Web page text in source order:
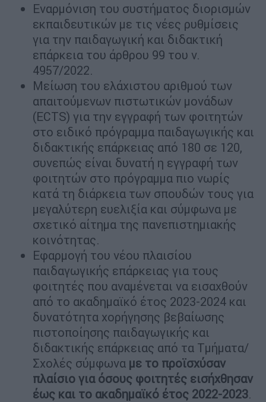
Εναρμόνιση του συστήματος διορισμών
εκπαιδευτικών με τις νέες ρυθμίσεις
για την παιδαγωγική και διδακτική
επάρκεια του άρθρου 99 του ν.
4957/2022.
Μείωση του ελάχιστου αριθμού των
απαιτούμενων πιστωτικών μονάδων
(ECTS) για την εγγραφή των φοιτητών
στο ειδικό πρόγραμμα παιδαγωγικής και
διδακτικής επάρκειας από 180 σε 120,
συνεπώς είναι δυνατή η εγγραφή των
φοιτητών στο πρόγραμμα πιο νωρίς
κατά τη διάρκεια των σπουδών τους για
μεγαλύτερη ευελιξία και σύμφωνα με
σχετικό αίτημα της πανεπιστημιακής
κοινότητας.
Εφαρμογή του νέου πλαισίου
παιδαγωγικής επάρκειας για τους
φοιτητές που αναμένεται να εισαχθούν
από το ακαδημαϊκό έτος 2023-2024 και
δυνατότητα χορήγησης βεβαίωσης
πιστοποίησης παιδαγωγικής και
διδακτικής επάρκειας από τα Τμήματα/
Σχολές σύμφωνα με το προϊσχύσαν
πλαίσιο για όσους φοιτητές εισήχθησαν
έως και το ακαδημαϊκό έτος 2022-2023.